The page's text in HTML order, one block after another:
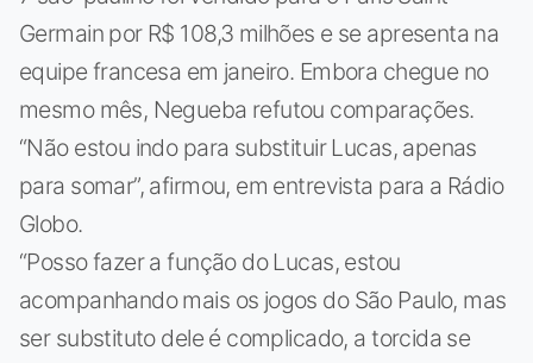
Germain por R$ 108,3 milhões e se apresenta na
equipe francesa em janeiro. Embora chegue no
mesmo mês, Negueba refutou comparações.
“Não estou indo para substituir Lucas, apenas
para somar”, afirmou, em entrevista para a Rádio
Globo.
“Posso fazer a função do Lucas, estou
acompanhando mais os jogos do São Paulo, mas
ser substituto dele é complicado, a torcida se